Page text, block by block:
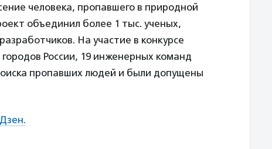
человека, пропавшего в природной
объединил более 1 тыс. ученых,
На участие в конкурсе
России, 19 инженерных команд
пропавших людей и были допущены